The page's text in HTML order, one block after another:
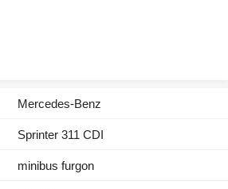
Mercedes-Benz
Sprinter 311 CDI
minibus furgon